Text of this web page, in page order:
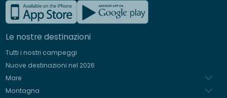
Francese
Inglese
Tedesco
Spagnolo
Le nostre destinazioni
Tutti i nostri campeggi
Nuove destinazioni nel 2026
Mare
Montagna